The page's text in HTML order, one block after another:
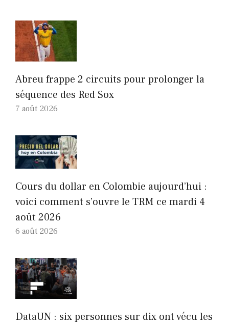
Abreu frappe 2 circuits pour prolonger la
séquence des Red Sox
7 août 2026
Cours du dollar en Colombie aujourd’hui :
voici comment s’ouvre le TRM ce mardi 4
août 2026
6 août 2026
DataUN : six personnes sur dix ont vécu les